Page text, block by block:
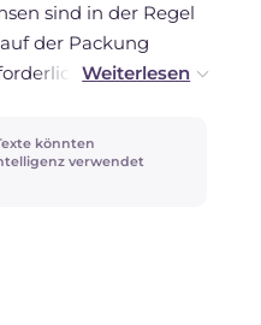
sind in der Regel
der Packung
die sich auf
ab.
sich leicht in eine
könnten
verwendet